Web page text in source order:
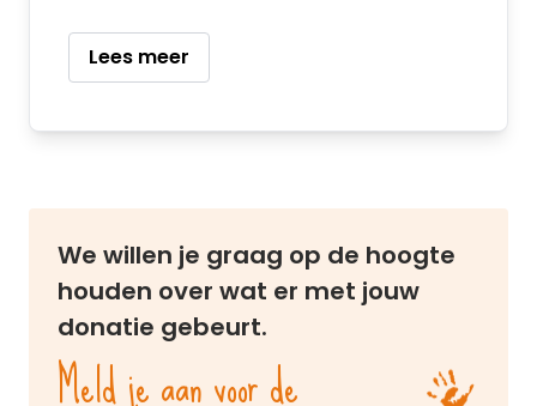
Lees meer
We willen je graag op de hoogte
houden over wat er met jouw
donatie gebeurt.
Meld je aan voor de